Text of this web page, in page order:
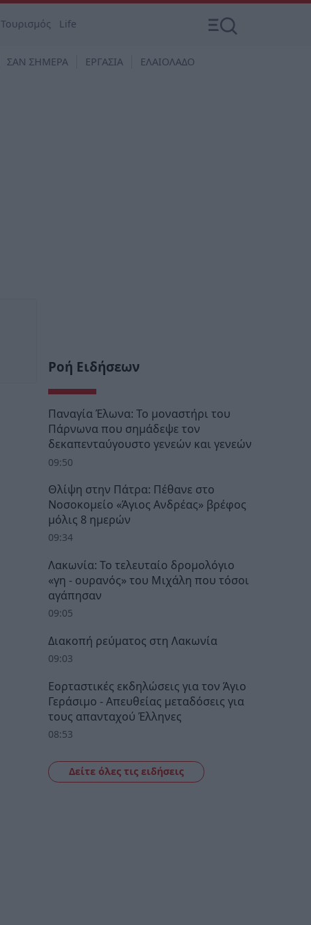
Τουρισμός Life
ΣΑΝ ΣΗΜΕΡΑ ΕΡΓΑΣΙΑ ΕΛΑΙΟΛΑΔΟ
Ροή Ειδήσεων
Παναγία Έλωνα: Το μοναστήρι του
Πάρνωνα που σημάδεψε τον
δεκαπενταύγουστο γενεών και γενεών
09:50
Θλίψη στην Πάτρα: Πέθανε στο
Νοσοκομείο «Άγιος Ανδρέας» βρέφος
μόλις 8 ημερών
09:34
Λακωνία: Το τελευταίο δρομολόγιο
«γη - ουρανός» του Μιχάλη που τόσοι
αγάπησαν
09:05
Διακοπή ρεύματος στη Λακωνία
09:03
Εορταστικές εκδηλώσεις για τον Άγιο
Γεράσιμο - Απευθείας μεταδόσεις για
τους απανταχού Έλληνες
08:53
Δείτε όλες τις ειδήσεις